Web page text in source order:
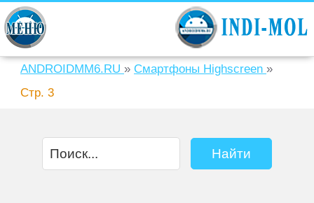
ANDROIDMM6.RU » Смартфоны Highscreen »
Стр. 3